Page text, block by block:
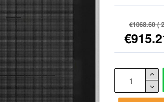
€1068.60(